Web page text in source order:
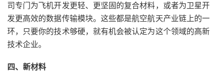
司专门为飞机开发更轻、更坚固的复合材料，或者为卫星开
发更高效的数据传输模块。这些都是航空航天产业链上的一
环，只要你的技术够硬，就有机会被认定为这个领域的高新
技术企业。
四、新材料